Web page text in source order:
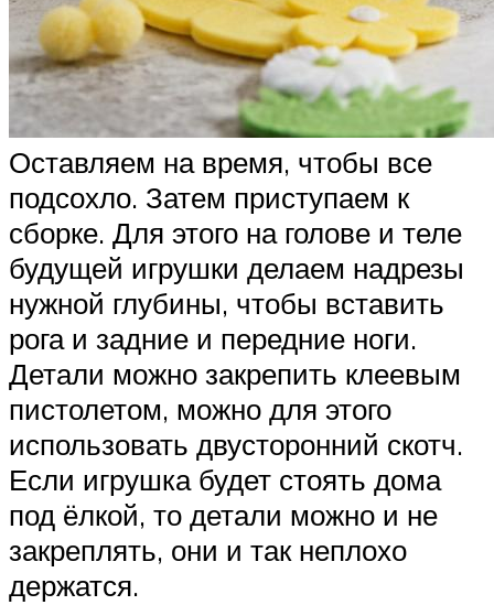
Оставляем на время, чтобы все
подсохло. Затем приступаем к
сборке. Для этого на голове и теле
будущей игрушки делаем надрезы
нужной глубины, чтобы вставить
рога и задние и передние ноги.
Детали можно закрепить клеевым
пистолетом, можно для этого
использовать двусторонний скотч.
Если игрушка будет стоять дома
под ёлкой, то детали можно и не
закреплять, они и так неплохо
держатся.